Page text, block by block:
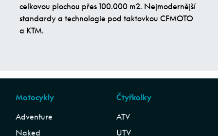
celkovou plochou přes 100.000 m2. Nejmodernější
standardy a technologie pod taktovkou CFMOTO
a KTM.
Motocykly
Adventure
Naked
Čtyřkolky
ATV
UTV